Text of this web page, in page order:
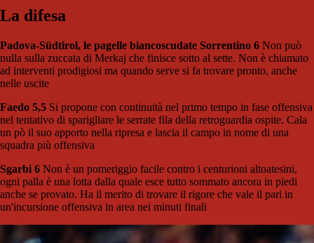
La difesa
Padova-Südtirol, le pagelle biancoscudate Sorrentino 6 Non può
nulla sulla zuccata di Merkaj che finisce sotto al sette. Non è chiamato
ad interventi prodigiosi ma quando serve si fa trovare pronto, anche
nelle uscite
Faedo 5,5 Si propone con continuità nel primo tempo in fase offensiva
nel tentativo di sparigliare le serrate fila della retroguardia ospite. Cala
un pò il suo apporto nella ripresa e lascia il campo in nome di una
squadra più offensiva
Sgarbi 6 Non è un pomeriggio facile contro i centurioni altoatesini,
ogni palla è una lotta dalla quale esce tutto sommato ancora in piedi
anche se provato. Ha il merito di trovare il rigore che vale il pari in
un'incursione offensiva in area nei minuti finali